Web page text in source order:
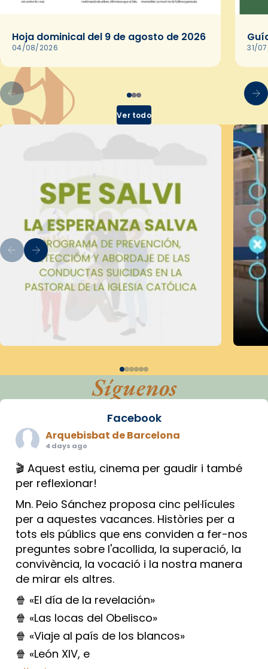
Hoja dominical del 9 de agosto de 2026
04/08/2026 31/
Ver todo
Síguenos
Facebook
Arquebisbat de Barcelona
4 days ago
🎬 Aquest estiu, cinema per gaudir i també
per reflexionar!
Mn. Peio Sánchez proposa cinc pel·lícules
per a aquestes vacances. Històries per a
tots els públics que ens conviden a fer-nos
preguntes sobre l'acollida, la superació, la
convivència, la vocació i la nostra manera
de mirar els altres.
🍿 «El día de la revelación»
🍿 «Las locas del Obelisco»
🍿 «Viaje al país de los blancos»
🍿 «León XIV, e